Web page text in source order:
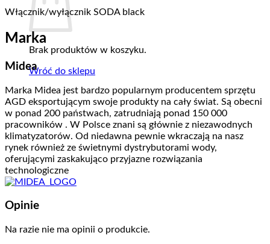
Brak produktów w koszyku.
Wróć do sklepu
Włącznik/wyłącznik SODA black
Marka
Midea
Marka Midea jest bardzo popularnym producentem sprzętu
AGD eksportującym swoje produkty na cały świat. Są obecni
w ponad 200 państwach, zatrudniają ponad 150 000
pracowników . W Polsce znani są głównie z niezawodnych
klimatyzatorów. Od niedawna pewnie wkraczają na nasz
rynek również ze świetnymi dystrybutorami wody,
oferującymi zaskakująco przyjazne rozwiązania
technologiczne
Opinie
Na razie nie ma opinii o produkcie.